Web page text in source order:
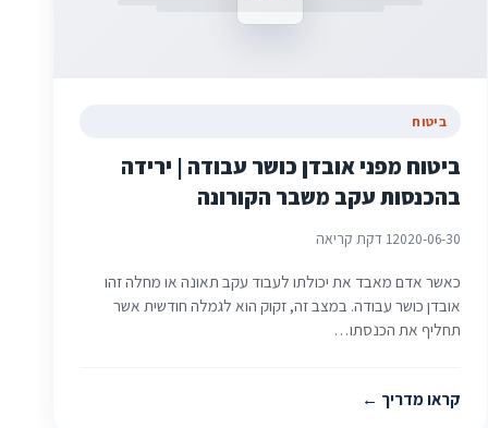
ביטוח
ביטוח מפני אובדן כושר עבודה | ירידה
בהכנסות עקב משבר הקורונה
2020-06-301 דקת קריאה
כאשר אדם מאבד את יכולתו לעבוד עקב תאונה או מחלה זהו
אובדן כושר עבודה. במצב זה, זקוק הוא לגמלה חודשית אשר
תחליף את הכנסתו…
קראו מדריך